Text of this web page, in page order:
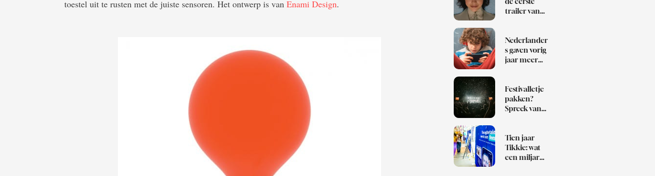
toestel uit te rusten met de juiste sensoren. Het ontwerp is van Enami Design.
trailer van
Nederlander
s gaven vorig
jaar meer
games
Festivalletje
pakken?
Spreek van
Tien jaar
Tikkie: wat
een miljard